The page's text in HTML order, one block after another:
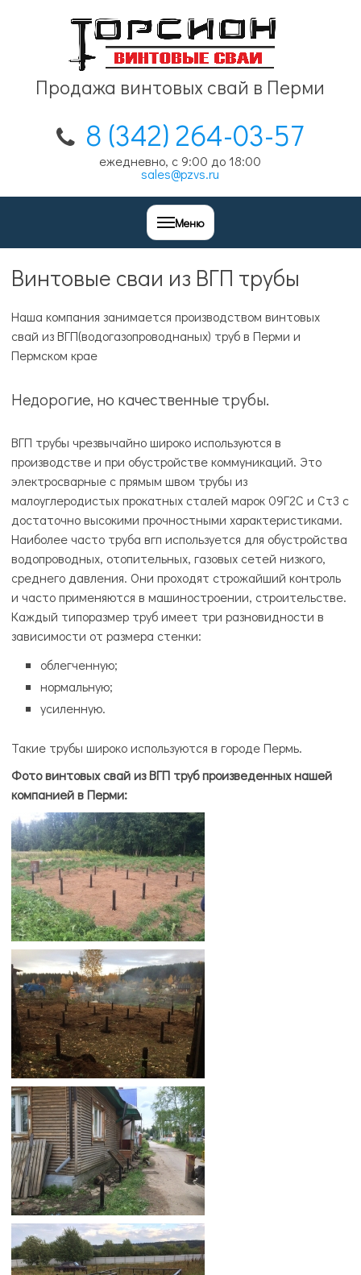
Продажа винтовых свай в Перми
8 (342) 264-03-57
ежедневно, с 9:00 до 18:00
sales@pzvs.ru
Меню
Винтовые сваи из ВГП трубы
Наша компания занимается производством винтовых
свай из ВГП(водогазопроводнаных) труб в Перми и
Пермском крае
Недорогие, но качественные трубы.
ВГП трубы чрезвычайно широко используются в
производстве и при обустройстве коммуникаций. Это
электросварные с прямым швом трубы из
малоуглеродистых прокатных сталей марок 09Г2С и Ст3 с
достаточно высокими прочностными характеристиками.
Наиболее часто труба вгп используется для обустройства
водопроводных, отопительных, газовых сетей низкого,
среднего давления. Они проходят строжайший контроль
и часто применяются в машиностроении, строительстве.
Каждый типоразмер труб имеет три разновидности в
зависимости от размера стенки:
облегченную;
нормальную;
усиленную.
Такие трубы широко используются в городе Пермь.
Фото винтовых свай из ВГП труб произведенных нашей
компанией в Перми: